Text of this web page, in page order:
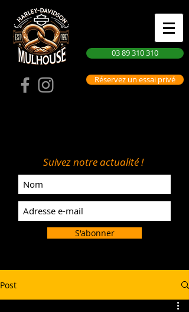
03 89 310 310
Réservez un essai privé
Suivez notre actualité !
S'abonner
Post